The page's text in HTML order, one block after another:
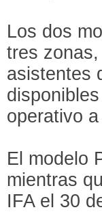
Los dos
tres
asistentes
operativo
El modelo
mientras
IFA el 30